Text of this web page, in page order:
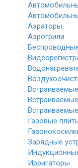
Аэраторы
Аэрогрили
Газовые
Зарядные
Ирригаторы